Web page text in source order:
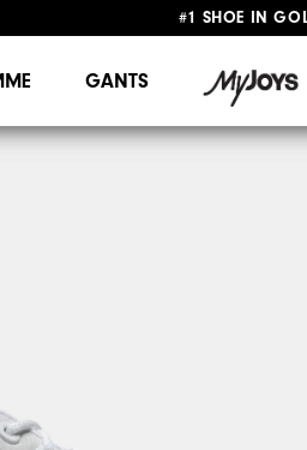
#1 SHOE IN
GANTS